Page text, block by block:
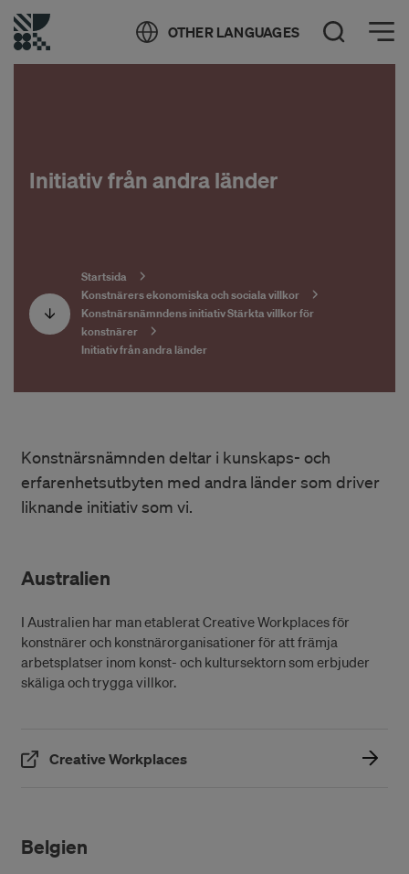
OTHER LANGUAGES Öppna sök
Öppna meny
Initiativ från andra länder
Startsida
Konstnärers ekonomiska och sociala villkor
Konstnärsnämndens initiativ Stärkta villkor för
konstnärer
Initiativ från andra länder
Konstnärsnämnden deltar i kunskaps- och
erfarenhetsutbyten med andra länder som driver
liknande initiativ som vi.
Australien
I Australien har man etablerat Creative Workplaces för
konstnärer och konstnärorganisationer för att främja
arbetsplatser inom konst- och kultursektorn som erbjuder
skäliga och trygga villkor.
Creative Workplaces(Öppnas i ett nytt fönster)
Belgien